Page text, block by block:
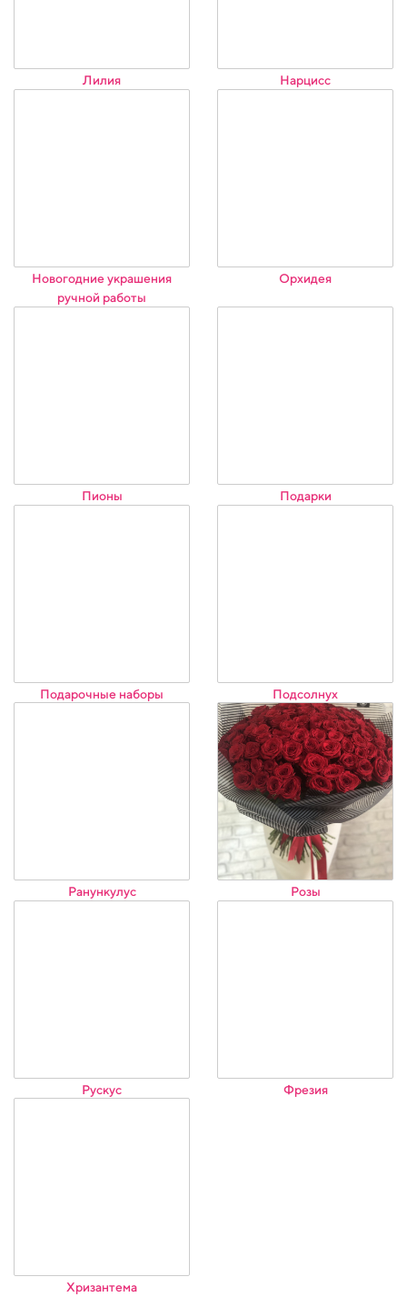
Лилия Нарцисс
Новогодние украшения
ручной работы
Орхидея
Пионы Подарки
Подарочные наборы Подсолнух
Ранункулус Розы
Рускус Фрезия
Хризантема